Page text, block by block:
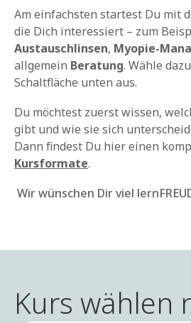
Am einfachsten startest Du mit
die Dich interessiert – zum
Austauschlinsen, Myopie-
allgemein Beratung. Wähle
Schaltfläche unten aus.
Du möchtest zuerst wissen,
gibt und wie sie sich
Dann findest Du hier einen
Kursformate.
Wir wünschen Dir viel
Kurs wählen